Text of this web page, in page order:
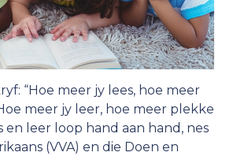
Kontak
“Hoe meer jy lees, hoe meer
meer jy leer, hoe meer plekke
en leer loop hand aan hand, nes
(VVA) en die Doen en